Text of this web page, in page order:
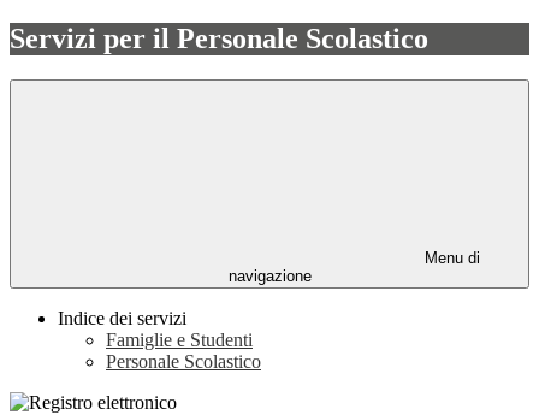
Servizi per il Personale Scolastico
Menu di
navigazione
Indice dei servizi
Famiglie e Studenti
Personale Scolastico